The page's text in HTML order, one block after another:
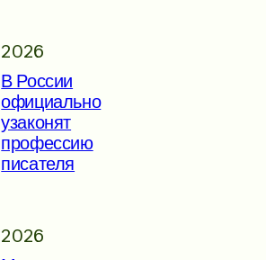
2026
В России
официально
узаконят
профессию
писателя
2026